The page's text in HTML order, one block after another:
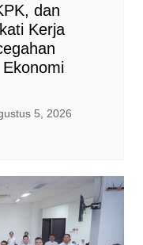
dan
Kerja
5, 2026